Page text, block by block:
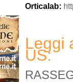
Orticalab:
Leggi
US: